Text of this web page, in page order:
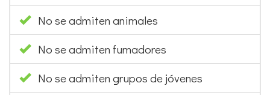
No se admiten animales
No se admiten fumadores
No se admiten grupos de jóvenes